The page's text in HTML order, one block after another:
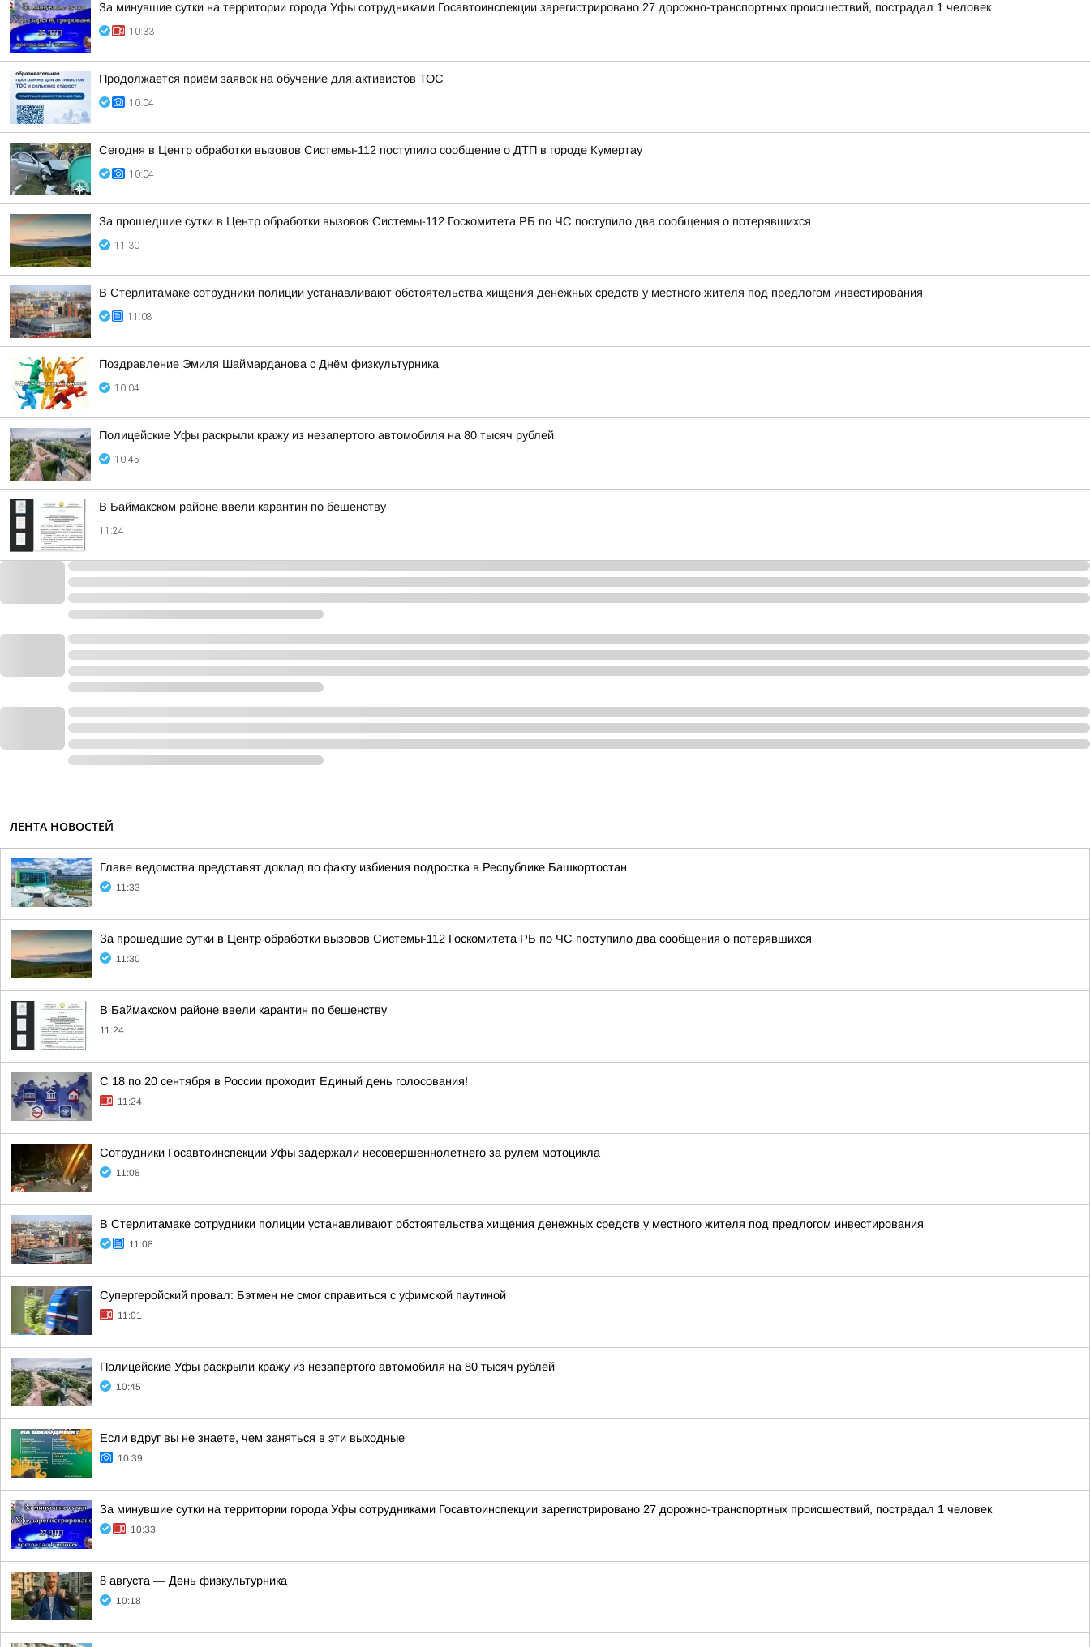
За минувшие сутки на территории города Уфы сотрудниками Госавтоинспекции зарегистрировано 27 дорожно-транспортных происшествий, пострадал 1 человек
10:33
Продолжается приём заявок на обучение для активистов ТОС
10:04
Сегодня в Центр обработки вызовов Системы-112 поступило сообщение о ДТП в городе Кумертау
10:04
За прошедшие сутки в Центр обработки вызовов Системы-112 Госкомитета РБ по ЧС поступило два сообщения о потерявшихся
11:30
В Стерлитамаке сотрудники полиции устанавливают обстоятельства хищения денежных средств у местного жителя под предлогом инвестирования
11:08
Поздравление Эмиля Шаймарданова с Днём физкультурника
10:04
Полицейские Уфы раскрыли кражу из незапертого автомобиля на 80 тысяч рублей
10:45
В Баймакском районе ввели карантин по бешенству
11:24
ЛЕНТА НОВОСТЕЙ
Главе ведомства представят доклад по факту избиения подростка в Республике Башкортостан
11:33
За прошедшие сутки в Центр обработки вызовов Системы-112 Госкомитета РБ по ЧС поступило два сообщения о потерявшихся
11:30
В Баймакском районе ввели карантин по бешенству
11:24
С 18 по 20 сентября в России проходит Единый день голосования!
11:24
Сотрудники Госавтоинспекции Уфы задержали несовершеннолетнего за рулем мотоцикла
11:08
В Стерлитамаке сотрудники полиции устанавливают обстоятельства хищения денежных средств у местного жителя под предлогом инвестирования
11:08
Супергеройский провал: Бэтмен не смог справиться с уфимской паутиной
11:01
Полицейские Уфы раскрыли кражу из незапертого автомобиля на 80 тысяч рублей
10:45
Если вдруг вы не знаете, чем заняться в эти выходные
10:39
За минувшие сутки на территории города Уфы сотрудниками Госавтоинспекции зарегистрировано 27 дорожно-транспортных происшествий, пострадал 1 человек
10:33
8 августа — День физкультурника
10:18